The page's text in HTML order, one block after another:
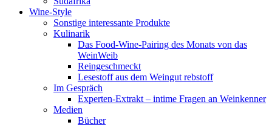
Wine-Style
Sonstige interessante Produkte
Kulinarik
Das Food-Wine-Pairing des Monats von das
WeinWeib
Reingeschmeckt
Lesestoff aus dem Weingut rebstoff
Im Gespräch
Experten-Extrakt – intime Fragen an Weinkenner
Medien
Bücher